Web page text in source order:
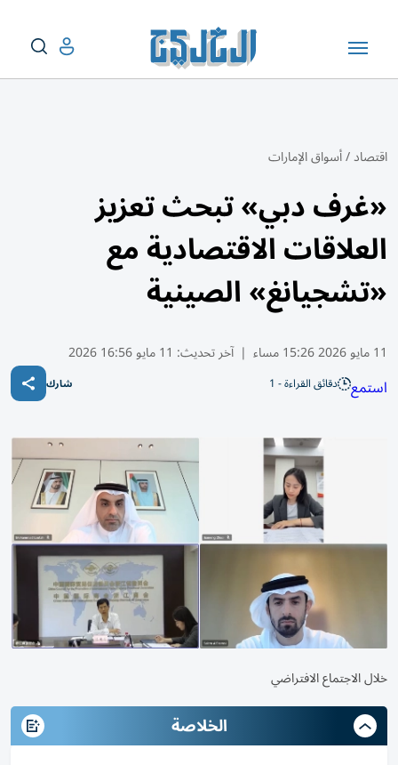
اقتصاد/أسواق الإمارات
«غرف دبي» تبحث تعزيز
العلاقات الاقتصادية مع
«تشجيانغ» الصينية
11 مايو 2026 15:26 مساء | آخر تحديث: 11 مايو 16:56 2026
استمع دقائق القراءة - 1 شارك
خلال الاجتماع الافتراضي
الخلاصة